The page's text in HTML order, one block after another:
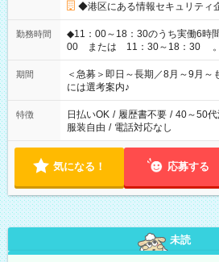
◆港区にある情報セキュリティ
勤務時間
◆11：00～18：30のうち実働6時
00 または 11：30～18：30 。*。ブランクOK！。*。 例え
ば前職が、 在宅/財団法人/事務/コ
スタッフ スイーツ販売/ホテルフ
業界から入社して活躍されています
期間
＜急募＞即日～長期／8月～9月～
には選考案内♪
特徴 日払いOK / 履歴書不要 / 40～50代
服装自由 / 電話対応なし
気になる！ 応募する
未読